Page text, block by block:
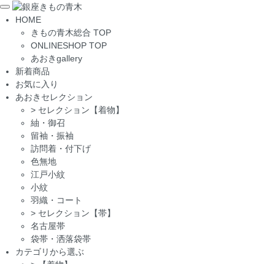
Toggle
navigation
HOME
きもの青木総合 TOP
ONLINESHOP TOP
あおきgallery
新着商品
お気に入り
あおきセレクション
> セレクション【着物】
紬・御召
留袖・振袖
訪問着・付下げ
色無地
江戸小紋
小紋
羽織・コート
> セレクション【帯】
名古屋帯
袋帯・洒落袋帯
カテゴリから選ぶ